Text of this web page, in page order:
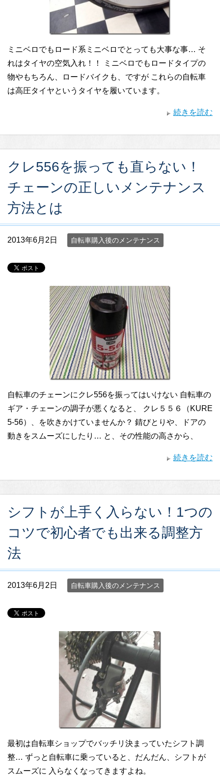
ミニベロでもロード系ミニベロでとっても大事な事… そ
れはタイヤの空気入れ！！ ミニベロでもロードタイプの
物やもちろん、ロードバイクも、ですが これらの自転車
は高圧タイヤというタイヤを履いています。
続きを読む
クレ556を振っても直らない！
チェーンの正しいメンテナンス
方法とは
2013年6月2日 自転車購入後のメンテナンス
自転車のチェーンにクレ556を振ってはいけない 自転車の
ギア・チェーンの調子が悪くなると、 クレ５５６（KURE
5-56）、を吹きかけていませんか？ 錆びとりや、ドアの
動きをスムーズにしたり… と、その性能の高さから、
続きを読む
シフトが上手く入らない！1つの
コツで初心者でも出来る調整方
法
2013年6月2日 自転車購入後のメンテナンス
最初は自転車ショップでバッチリ決まっていたシフト調
整… ずっと自転車に乗っていると、だんだん、シフトが
スムーズに 入らなくなってきますよね。